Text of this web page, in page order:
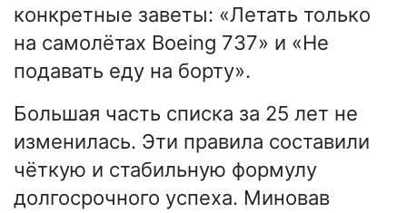
конкретные заветы: «Летать только
на самолётах Boeing 737» и «Не
подавать еду на борту».
Большая часть списка за 25 лет не
изменилась. Эти правила составили
чёткую и стабильную формулу
долгосрочного успеха. Миновав